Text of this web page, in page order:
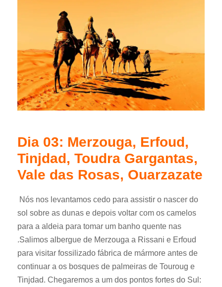
Dia 03: Merzouga, Erfoud,
Tinjdad, Toudra Gargantas,
Vale das Rosas, Ouarzazate
Nós nos levantamos cedo para assistir o nascer do
sol sobre as dunas e depois voltar com os camelos
para a aldeia para tomar um banho quente nas
.Salimos albergue de Merzouga a Rissani e Erfoud
para visitar fossilizado fábrica de mármore antes de
continuar a os bosques de palmeiras de Touroug e
Tinjdad. Chegaremos a um dos pontos fortes do Sul: